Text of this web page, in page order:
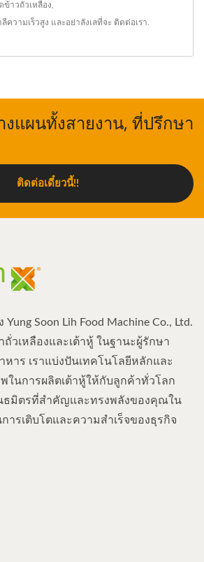
ข้าวถั่วเหลือง
ความเร็วสูง และอย่าลังเลที่จะ ติดต่อเรา
งแผนทั้งสายงาน, ที่ปรึกษา
ติดต่อเดี๋ยวนี้!!
Soon Lih Food Machine Co., Ltd.
ถั่วเหลืองและเต้าหู้ ในฐานะผู้รักษา
าร เราแบ่งปันเทคโนโลยีหลักและ
ในการผลิตเต้าหู้ให้กับลูกค้าทั่วโลก
นธมิตรที่สำคัญและทรงพลังของคุณใน
ารเติบโตและความสำเร็จของธุรกิจ